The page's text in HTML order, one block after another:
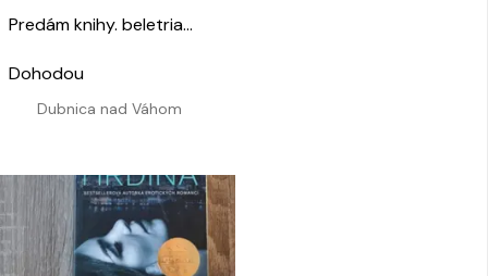
Predám knihy. beletria…
Dubnica nad Váhom
Dohodou